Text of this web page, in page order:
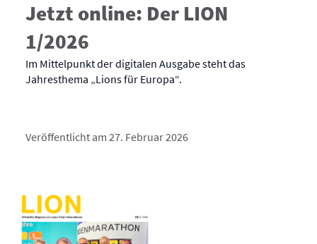
Jetzt online: Der LION
1/2026
Im Mittelpunkt der digitalen Ausgabe steht das
Jahresthema „Lions für Europa“.
Veröffentlicht am 27. Februar 2026